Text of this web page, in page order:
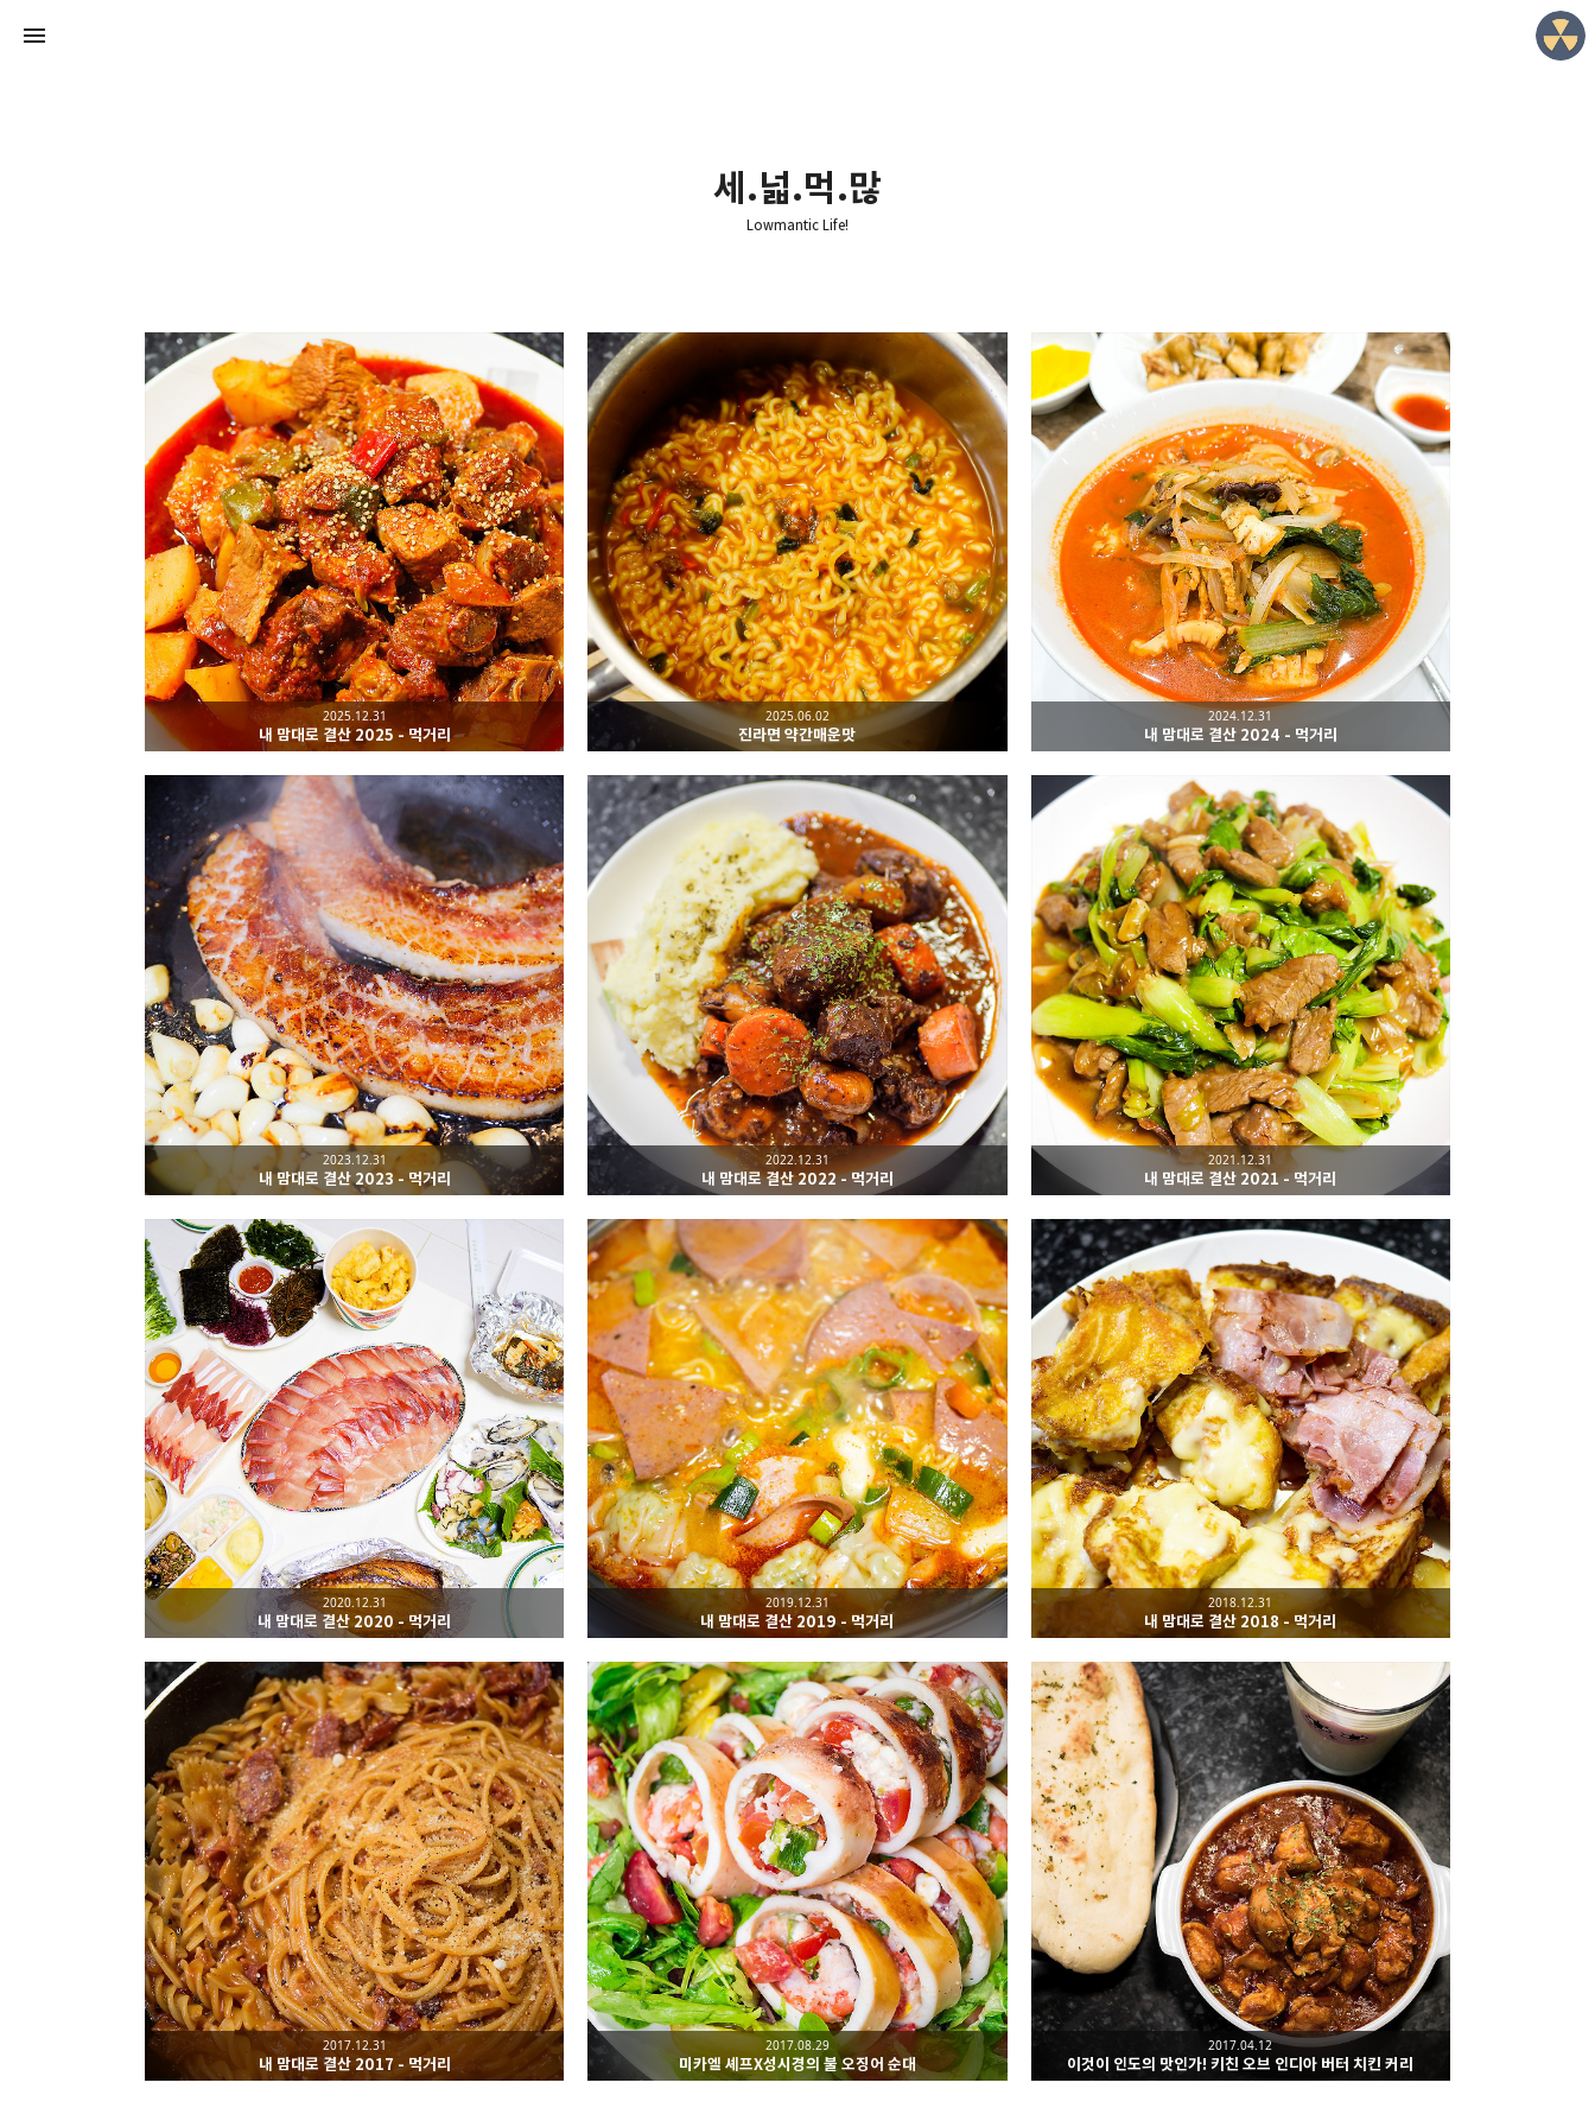
세.넓.먹.많
Lowmantic Life!
내 맘대로 결산 2025 - 먹거리
2025.12.31
진라면 약간매운맛
2025.06.02
내 맘대로 결산 2024 - 먹거리
2024.12.31
내 맘대로 결산 2023 - 먹거리
2023.12.31
내 맘대로 결산 2022 - 먹거리
2022.12.31
내 맘대로 결산 2021 - 먹거리
2021.12.31
내 맘대로 결산 2020 - 먹거리
2020.12.31
내 맘대로 결산 2019 - 먹거리
2019.12.31
내 맘대로 결산 2018 - 먹거리
2018.12.31
내 맘대로 결산 2017 - 먹거리
2017.12.31
미카엘 셰프X성시경의 불 오징어 순대
2017.08.29
이것이 인도의 맛인가! 키친 오브 인디아 버터 치킨 커리
2017.04.12